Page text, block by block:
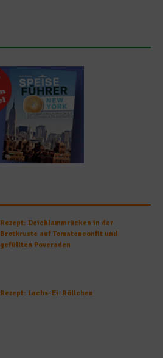
Rezept: Deichlammrücken in der
Brotkruste auf Tomatenconfit und
gefüllten Poveraden
Rezept: Lachs-Ei-Röllchen